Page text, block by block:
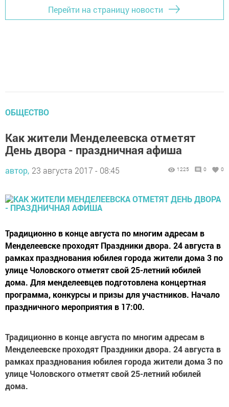
Перейти на страницу новости
ОБЩЕСТВО
Как жители Менделеевска отметят
День двора - праздничная афиша
автор, 23 августа 2017 - 08:45 1225 0 0
Традиционно в конце августа по многим адресам в
Менделеевске проходят Праздники двора. 24 августа в
рамках празднования юбилея города жители дома 3 по
улице Чоловского отметят свой 25-летний юбилей
дома. Для менделеевцев подготовлена концертная
программа, конкурсы и призы для участников. Начало
праздничного мероприятия в 17:00.
Традиционно в конце августа по многим адресам в
Менделеевске проходят Праздники двора. 24 августа в
рамках празднования юбилея города жители дома 3 по
улице Чоловского отметят свой 25-летний юбилей
дома.